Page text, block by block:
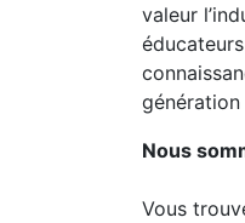
valeur
Nous
Vous